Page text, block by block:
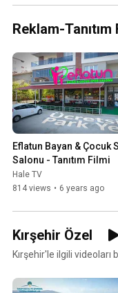
Reklam-
Eflatun Bayan & Çocuk
Salonu - Tanıtım Filmi
Hale TV
814 views • 6 years ago
Kırşehir Özel
Kırşehir'le ilgili videoları